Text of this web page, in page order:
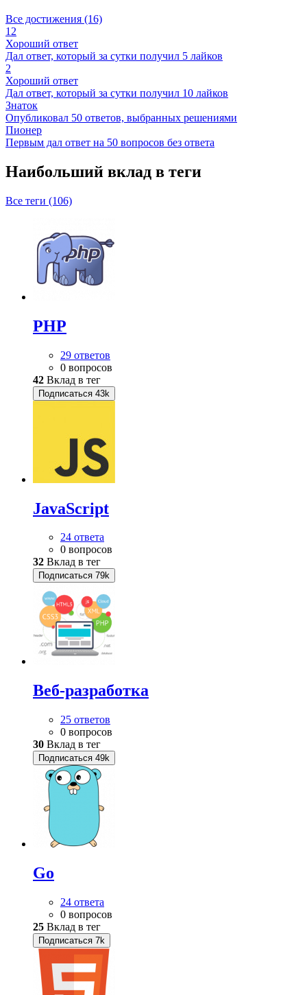
Все достижения (16)
12
Хороший ответ
Дал ответ, который за сутки получил 5 лайков
2
Хороший ответ
Дал ответ, который за сутки получил 10 лайков
Знаток
Опубликовал 50 ответов, выбранных решениями
Пионер
Первым дал ответ на 50 вопросов без ответа
Наибольший вклад в теги
Все теги (106)
PHP
29 ответов
0 вопросов
42 Вклад в тег
Подписаться 43k
JavaScript
24 ответа
0 вопросов
32 Вклад в тег
Подписаться 79k
Веб-разработка
25 ответов
0 вопросов
30 Вклад в тег
Подписаться 49k
Go
24 ответа
0 вопросов
25 Вклад в тег
Подписаться 7k